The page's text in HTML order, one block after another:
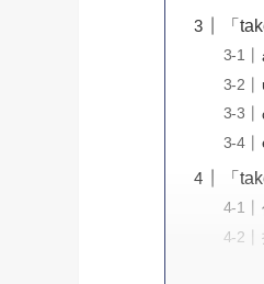
「
「